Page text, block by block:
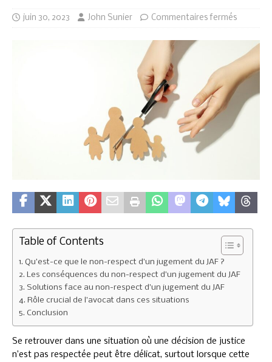
juin 30, 2023 John Sunier Commentaires fermés
Table of Contents
Qu’est-ce que le non-respect d’un jugement du JAF ?
Les conséquences du non-respect d’un jugement du JAF
Solutions face au non-respect d’un jugement du JAF
Rôle crucial de l’avocat dans ces situations
Conclusion
Se retrouver dans une situation où une décision de justice
n’est pas respectée peut être délicat, surtout lorsque cette